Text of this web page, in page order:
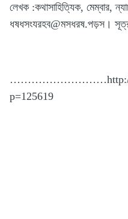
লেখক :কথাসাহিত্যিক, মেম্বার,
ধষধসংযরহব@মসধরষ.পড়স।
………………………http://
p=125619